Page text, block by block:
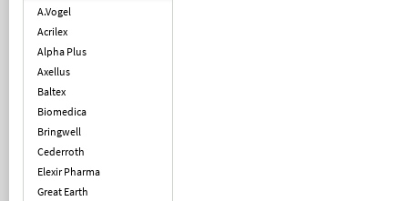
A.Vogel
Acrilex
Alpha Plus
Axellus
Baltex
Biomedica
Bringwell
Cederroth
Elexir Pharma
Great Earth